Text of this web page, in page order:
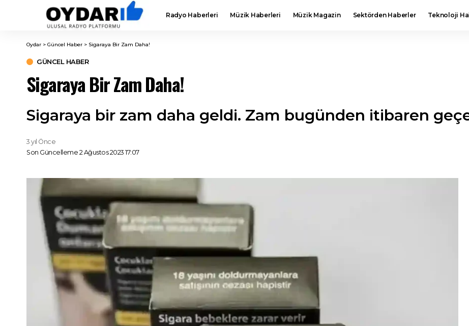
Radyo Haberleri Müzik Haberleri Müzik Magazin Sektörden Haberler Teknoloji
Oydar > Güncel Haber > Sigaraya Bir Zam Daha!
GÜNCEL HABER
Sigaraya Bir Zam Daha!
Sigaraya bir zam daha geldi. Zam bugünden itibaren
Son Güncelleme 2 Ağustos 2023 17:07
3 yıl Önce